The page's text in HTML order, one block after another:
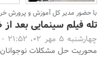
با حضور مدیر کل آموزش و پرورش
تله فیلم سینمایی بعد
چهارشنبه 5 مهر 02، 21:52 -
محوریت حل مشکلات